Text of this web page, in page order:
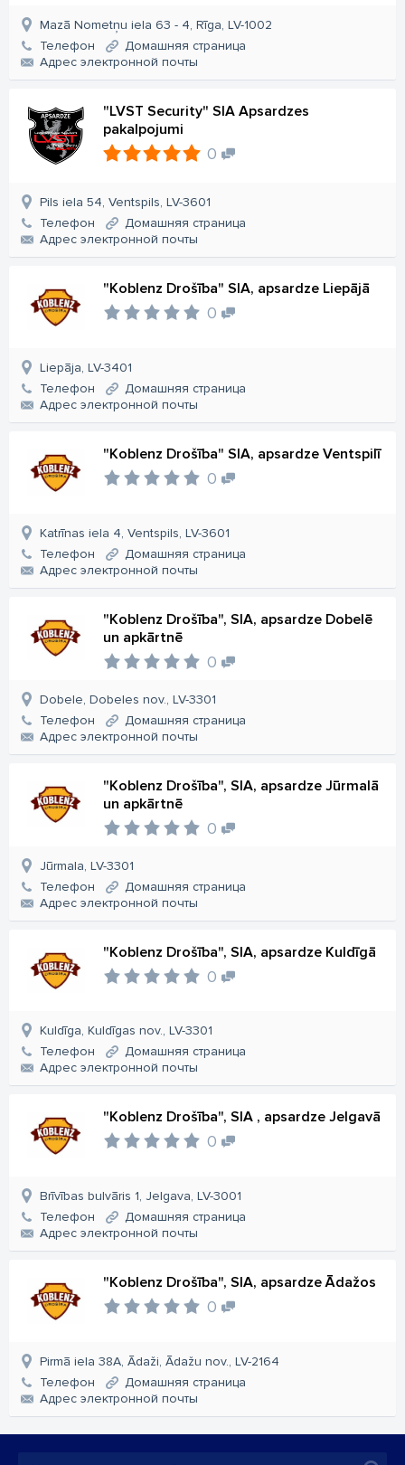
Mazā Nometņu iela 63 - 4, Rīga, LV-1002
Телефон
Домашняя страница
Aдрес электронной почты
"LVST Security" SIA Apsardzes
pakalpojumi
0
Pils iela 54, Ventspils, LV-3601
Телефон
Домашняя страница
Aдрес электронной почты
"Koblenz Drošība" SIA, apsardze Liepājā
0
Liepāja, LV-3401
Телефон
Домашняя страница
Aдрес электронной почты
"Koblenz Drošība" SIA, apsardze Ventspilī
0
Katrīnas iela 4, Ventspils, LV-3601
Телефон
Домашняя страница
Aдрес электронной почты
"Koblenz Drošība", SIA, apsardze Dobelē
un apkārtnē
0
Dobele, Dobeles nov., LV-3301
Телефон
Домашняя страница
Aдрес электронной почты
"Koblenz Drošība", SIA, apsardze Jūrmalā
un apkārtnē
0
Jūrmala, LV-3301
Телефон
Домашняя страница
Aдрес электронной почты
"Koblenz Drošība", SIA, apsardze Kuldīgā
0
Kuldīga, Kuldīgas nov., LV-3301
Телефон
Домашняя страница
Aдрес электронной почты
"Koblenz Drošība", SIA , apsardze Jelgavā
0
Brīvības bulvāris 1, Jelgava, LV-3001
Телефон
Домашняя страница
Aдрес электронной почты
"Koblenz Drošība", SIA, apsardze Ādažos
0
Pirmā iela 38A, Ādaži, Ādažu nov., LV-2164
Телефон
Домашняя страница
Aдрес электронной почты